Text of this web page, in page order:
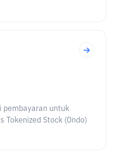
pembayaran untuk
Tokenized Stock (Ondo)